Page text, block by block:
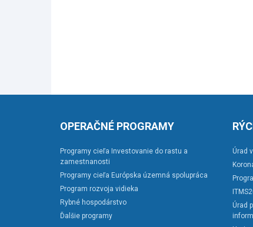
OPERAČNÉ PROGRAMY
Programy cieľa Investovanie do rastu a
zamestnanosti
Programy cieľa Európska územná spolupráca
Program rozvoja vidieka
Rybné hospodárstvo
Ďalšie programy
Úrad
Úrad